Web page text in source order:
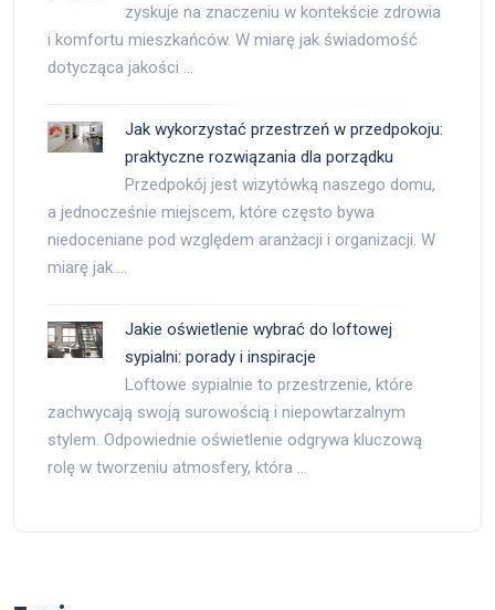
zyskuje na znaczeniu w kontekście zdrowia
i komfortu mieszkańców. W miarę jak świadomość
dotycząca jakości …
Jak wykorzystać przestrzeń w przedpokoju:
praktyczne rozwiązania dla porządku
Przedpokój jest wizytówką naszego domu,
a jednocześnie miejscem, które często bywa
niedoceniane pod względem aranżacji i organizacji. W
miarę jak …
Jakie oświetlenie wybrać do loftowej
sypialni: porady i inspiracje
Loftowe sypialnie to przestrzenie, które
zachwycają swoją surowością i niepowtarzalnym
stylem. Odpowiednie oświetlenie odgrywa kluczową
rolę w tworzeniu atmosfery, która …